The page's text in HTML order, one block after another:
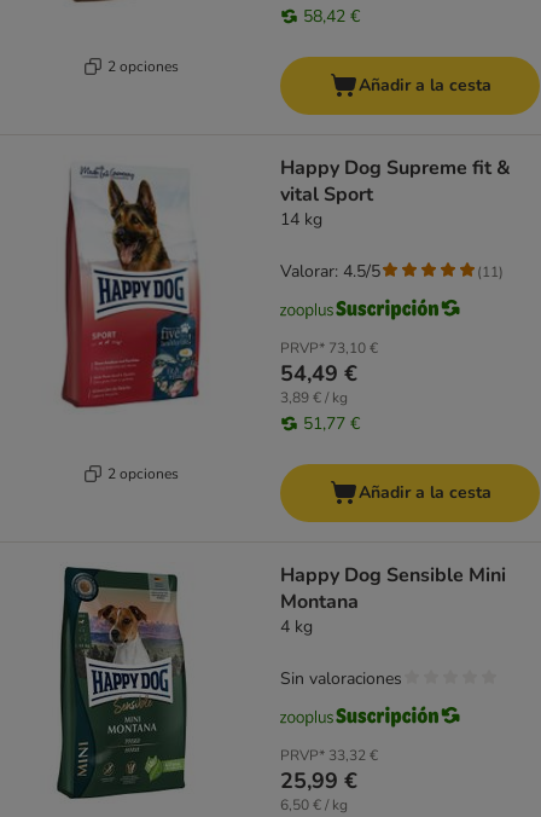
2 opciones
58,42 €
Añadir a la cesta
2 opciones
Happy Dog Supreme fit &
vital Sport
14 kg
PRVP* 73,10 €
54,49 €
3,89 € / kg
51,77 €
Valorar: 4.5/5 (11)
Añadir a la cesta
Happy Dog Sensible Mini
Montana
4 kg
PRVP* 33,32 €
25,99 €
6,50 € / kg
Sin valoraciones